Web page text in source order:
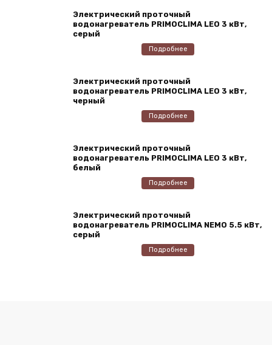
Электрический проточный
водонагреватель PRIMOCLIMA LEO 3 кВт,
серый
Подробнее
Электрический проточный
водонагреватель PRIMOCLIMA LEO 3 кВт,
черный
Подробнее
Электрический проточный
водонагреватель PRIMOCLIMA LEO 3 кВт,
белый
Подробнее
Электрический проточный
водонагреватель PRIMOCLIMA NEMO 5.5 кВт,
серый
Подробнее